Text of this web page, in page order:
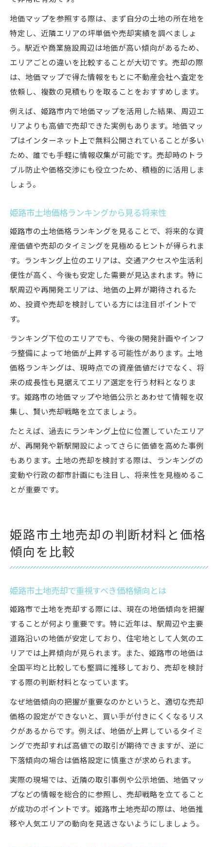
地価マップを参照する際は、まず自分の土地の所在地を
特定し、近隣エリアの坪単価や売却実績を調べましょ
う。駅近や商業施設周辺は地価が高い傾向があるため、
エリアごとの違いを比較することが大切です。売却の際
は、地価マップで得た情報をもとに不動産会社へ査定を
依頼し、複数の見積もりを取ることをおすすめします。
例えば、姫路市内で地価マップを活用した結果、周辺エ
リアよりも高値で売却できた実例もあります。地価マッ
プはインターネット上で無料公開されていることが多い
ため、誰でも手軽に情報収集が可能です。売却時のトラ
ブル防止や価格交渉にも役立つため、積極的に活用しま
しょう。
姫路市土地価格ランキングから見る将来性
姫路市の土地価格ランキングを見ることで、将来的な資
産価値や売却のタイミングを見極めるヒントが得られま
す。ランキング上位のエリアは、交通アクセスや生活利
便性が高く、今後も安定した需要が見込まれます。特に
駅周辺や再開発エリアは、地価の上昇が期待されるた
め、投資や売却を検討している方には注目ポイントで
す。
ランキング下位のエリアでも、今後の開発計画やインフ
ラ整備によって地価が上昇する可能性があります。土地
価格ランキングは、現時点での資産価値だけでなく、将
来の成長性も見据えてエリア選定を行う材料となりま
す。姫路市の地価マップや地価公示とあわせて情報を収
集し、賢い売却戦略を立てましょう。
たとえば、過去にランキング上位に位置していたエリア
が、再開発や新駅開設によってさらに価値を高めた事例
もあります。土地の売却を検討する際は、ランキングの
変動や行政の都市計画にも注目し、将来性を見極めるこ
とが重要です。
姫路市土地売却の判断材料と価格
傾向を比較
姫路市土地売却で重視すべき価格傾向とは
姫路市で土地を売却する際には、現在の地価傾向を把握
することが何より重要です。特に近年は、駅周辺や主要
道路沿いの地価が安定しており、住宅地として人気のエ
リアでは上昇傾向が見られます。また、姫路市の地価は
全国平均と比較しても堅調に推移しており、売却を検討
する際の判断材料となっています。
なぜ地価傾向の把握が重要なのかというと、適切な売却
価格の設定ができないと、買い手が付きにくくなるリス
クがあるからです。例えば、地価が上昇しているタイミ
ングで売却すれば高値での取引が期待できますが、逆に
下落傾向の場合は価格設定に慎重さが求められます。
実際の現場では、近隣の取引事例や公示地価、地価マッ
プなどの情報を総合的に参照し、売却戦略を立てること
が成功のポイントです。姫路市土地売却の際は、地価推
移や人気エリアの動向を見逃さないようにしましょう。